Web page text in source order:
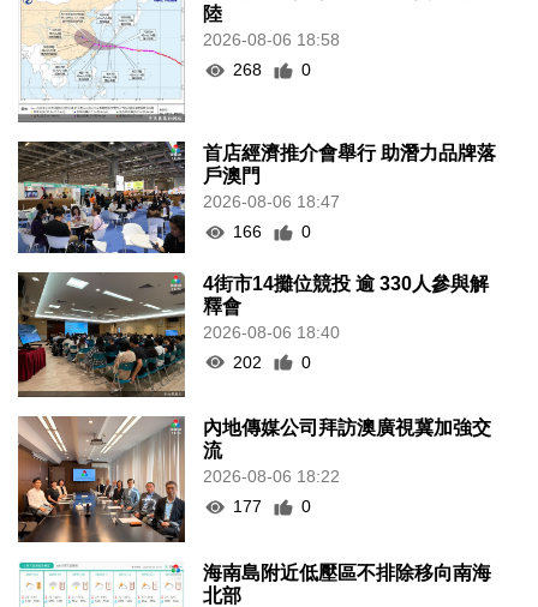
陸
2026-08-06 18:58
268
0
首店經濟推介會舉行 助潛力品牌落
戶澳門
2026-08-06 18:47
166
0
4街市14攤位競投 逾 330人參與解
釋會
2026-08-06 18:40
202
0
內地傳媒公司拜訪澳廣視冀加強交
流
2026-08-06 18:22
177
0
海南島附近低壓區不排除移向南海
北部